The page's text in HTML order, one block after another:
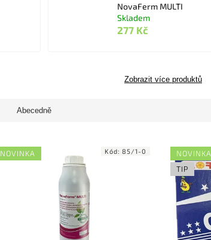
NovaFerm MULTI
Skladem
277 Kč
Zobrazit více produktů
Abecedně
NOVINKA Kód:85/1-0
NOVINKA
TIP